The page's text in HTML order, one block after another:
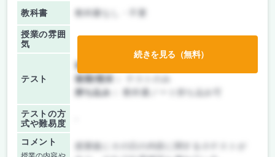
教科書 教科書なし・不要
授業の雰囲
気
テスト
前期/中間：
後期/期末：
持ち込み：
教科書ノート持ち込み可
テストの方
式や難易度
コメント
授業後にその日の内容に関する小テストが
続きを見る（無料）